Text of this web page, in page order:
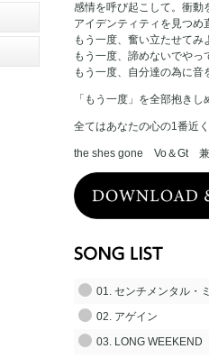
感情を呼び起こして。衝動
アイデンティティを見つめ
もう一度、奮い立たせてみ
もう一度、諦めないでやっ
もう一度、自分達の為に音
「もう一度」を全部抱き
全てはあなたの心の1番近
the shes gone Vo＆Gt
01. センチメンタル・
02. アゲイン
03. LONG WEEKEND